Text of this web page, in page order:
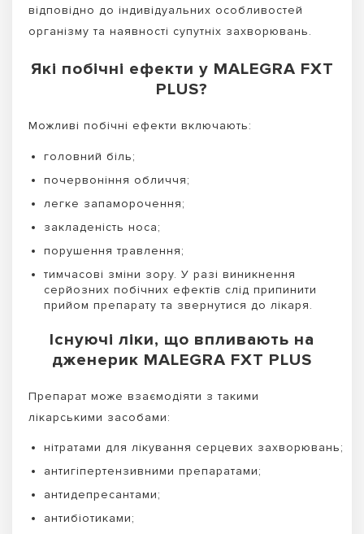
відповідно до індивідуальних особливостей
організму та наявності супутніх захворювань.
Які побічні ефекти у MALEGRA FXT
PLUS?
Можливі побічні ефекти включають:
головний біль;
почервоніння обличчя;
легке запаморочення;
закладеність носа;
порушення травлення;
тимчасові зміни зору. У разі виникнення
серйозних побічних ефектів слід припинити
прийом препарату та звернутися до лікаря.
Існуючі ліки, що впливають на
дженерик MALEGRA FXT PLUS
Препарат може взаємодіяти з такими
лікарськими засобами:
нітратами для лікування серцевих захворювань;
антигіпертензивними препаратами;
антидепресантами;
антибіотиками;